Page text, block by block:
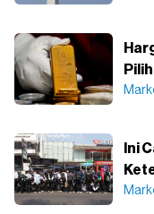
Ini